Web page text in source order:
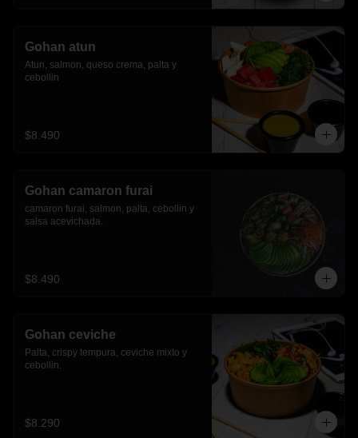
Gohan atun
Atun, salmon, queso crema, palta y
cebollin
$8.490
Gohan camaron furai
camaron furai, salmon, palta, cebollin y
salsa acevichada.
$8.490
Gohan ceviche
Palta, crispy tempura, ceviche mixto y
cebollin.
$8.290